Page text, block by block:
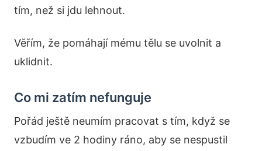
tím, než si jdu lehnout.
Věřím, že pomáhají mému tělu se uvolnit a
uklidnit.
Co mi zatím nefunguje
Pořád ještě neumím pracovat s tím, když se
vzbudím ve 2 hodiny ráno, aby se nespustil